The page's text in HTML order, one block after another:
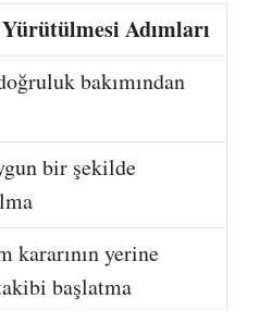
Adımları
bakımından
bir şekilde
kararının yerine
başlatma